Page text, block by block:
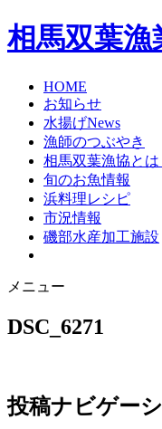
相馬双葉漁
HOME
お知らせ
水揚げNews
漁師のつぶやき
相馬双葉漁協とは
旬のお魚情報
浜料理レシピ
市況情報
磯部水産加工施設
メニュー
DSC_6271
投稿ナビゲー